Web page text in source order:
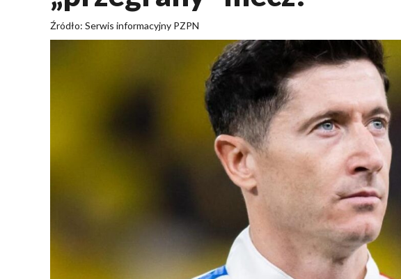
Źródło: Serwis informacyjny PZPN